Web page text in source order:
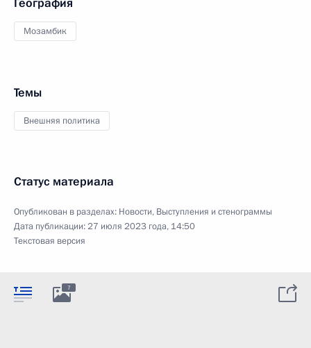
Мозамбик
Темы
Внешняя политика
Статус материала
Опубликован в разделах: Новости, Выступления и стенограммы
Дата публикации:27 июля 2023 года, 14:50
Текстовая версия
7